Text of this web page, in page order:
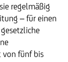
regelmäßig
– für einen
von fünf bis